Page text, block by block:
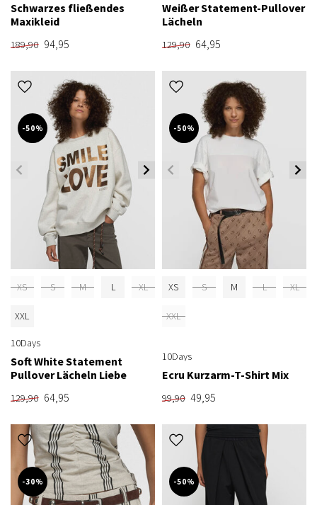
Schwarzes fließendes
Maxikleid
189,90 94,95
Weißer Statement-Pullover
Lächeln
129,90 64,95
-50%
XS S M L XL
XXL
10Days
Soft White Statement
Pullover Lächeln Liebe
129,90 64,95
-50%
XS S M L XL
XXL
10Days
Ecru Kurzarm-T-Shirt Mix
99,90 49,95
-30% -50%